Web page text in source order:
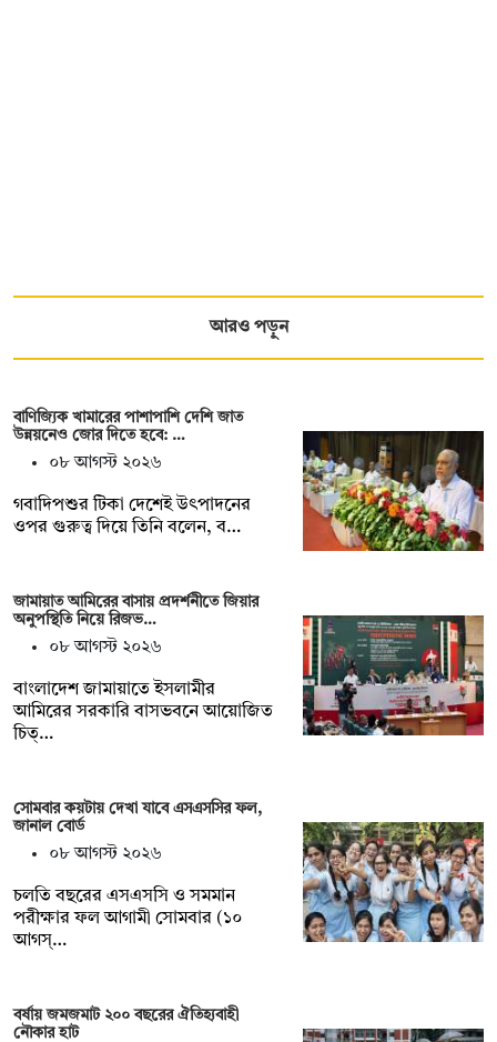
আরও পড়ুন
বাণিজ্যিক খামারের পাশাপাশি দেশি জাত
উন্নয়নেও জোর দিতে হবে: …
০৮ আগস্ট ২০২৬
গবাদিপশুর টিকা দেশেই উৎপাদনের
ওপর গুরুত্ব দিয়ে তিনি বলেন, ব…
জামায়াত আমিরের বাসায় প্রদর্শনীতে জিয়ার
অনুপস্থিতি নিয়ে রিজভ…
০৮ আগস্ট ২০২৬
বাংলাদেশ জামায়াতে ইসলামীর
আমিরের সরকারি বাসভবনে আয়োজিত
চিত্…
সোমবার কয়টায় দেখা যাবে এসএসসির ফল,
জানাল বোর্ড
০৮ আগস্ট ২০২৬
চলতি বছরের এসএসসি ও সমমান
পরীক্ষার ফল আগামী সোমবার (১০
আগস্…
বর্ষায় জমজমাট ২০০ বছরের ঐতিহ্যবাহী
নৌকার হাট